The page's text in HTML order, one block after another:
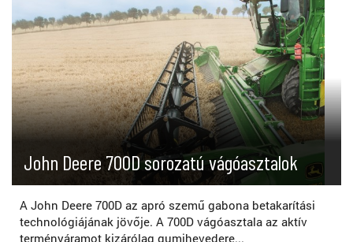
John Deere 700D sorozatú vágóasztalok
A John Deere 700D az apró szemű gabona betakarítási
technológiájának jövője. A 700D vágóasztala az aktív
terményáramot kizárólag gumihevedere...